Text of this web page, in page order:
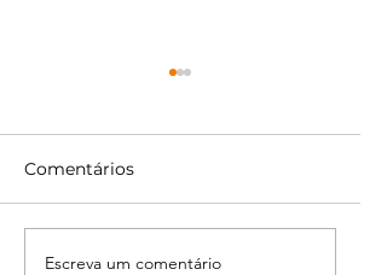
Solstício de Verão
Comentários
Escreva um comentário